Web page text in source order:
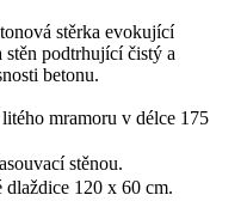
stěrka evokující
stěn podtrhující čistý a
betonu.
mramoru v délce 175
stěnou.
120 x 60 cm.